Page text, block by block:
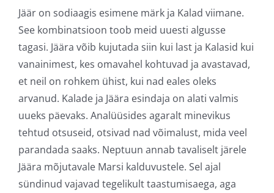
Jäär on sodiaagis esimene märk ja Kalad viimane.
See kombinatsioon toob meid uuesti algusse
tagasi. Jäära võib kujutada siin kui last ja Kalasid kui
vanainimest, kes omavahel kohtuvad ja avastavad,
et neil on rohkem ühist, kui nad eales oleks
arvanud. Kalade ja Jäära esindaja on alati valmis
uueks päevaks. Analüüsides agaralt minevikus
tehtud otsuseid, otsivad nad võimalust, mida veel
parandada saaks. Neptuun annab tavaliselt järele
Jäära mõjutavale Marsi kalduvustele. Sel ajal
sündinud vajavad tegelikult taastumisaega, aga